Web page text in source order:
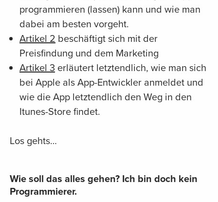
programmieren (lassen) kann und wie man
dabei am besten vorgeht.
Artikel 2 beschäftigt sich mit der
Preisfindung und dem Marketing
Artikel 3 erläutert letztendlich, wie man sich
bei Apple als App-Entwickler anmeldet und
wie die App letztendlich den Weg in den
Itunes-Store findet.
Los gehts…
Wie soll das alles gehen? Ich bin doch kein
Programmierer.